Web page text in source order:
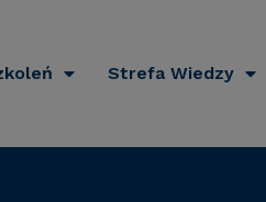
Strefa Wiedzy